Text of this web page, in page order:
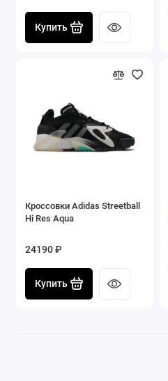
Купить
Кроссовки Adidas Streetball
Hi Res Aqua
24190 ₽
Купить